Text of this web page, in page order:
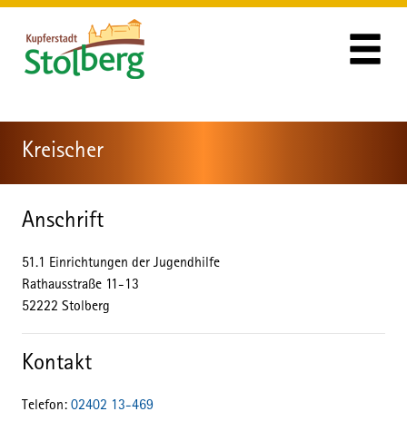
Zum Hauptinhalt springen
Zum Header
Zum Hauptinhalt
Zum Footer
Kreischer
Anschrift
51.1 Einrichtungen der Jugendhilfe
Rathausstraße 11-13
52222 Stolberg
Kontakt
Telefon: 02402 13-469